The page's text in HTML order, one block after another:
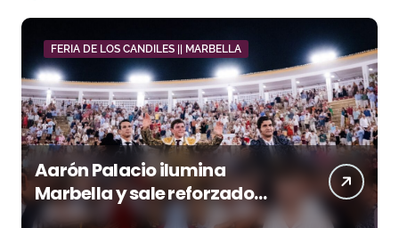
FERIA DE LOS CANDILES || MARBELLA
Aarón Palacio ilumina
Marbella y sale reforzado
junto a Manzanares y